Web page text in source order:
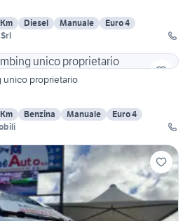
Diesel Manuale
Euro 4
unico proprietario
Benzina Manuale
Euro 4